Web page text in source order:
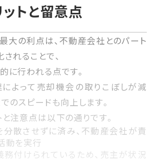
トと留意点
大の利点は、不動産会社とのパート
れることで、
に行われる点です。
よって売却機会の取りこぼしが減
のスピードも向上します。
注意点は以下の通りです。
散させずに済み、不動産会社が責
動を実行
付けられているため、売主が状況